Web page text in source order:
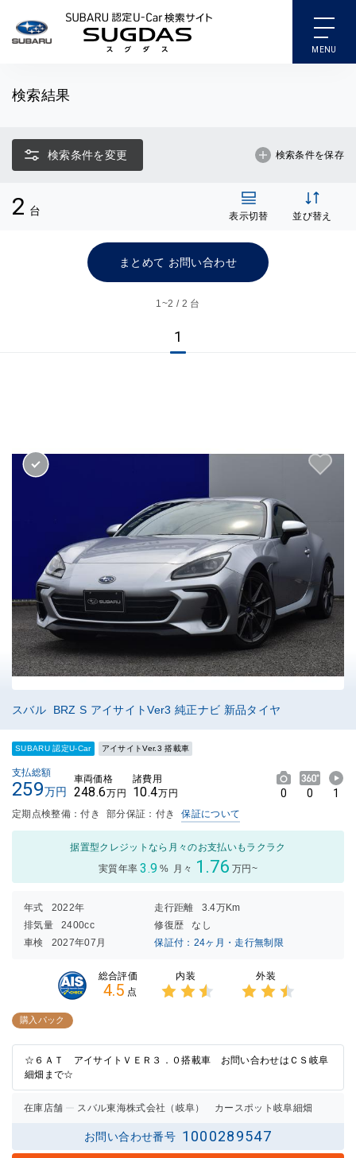
SUBARU 認定U-Car検索
検索結果
検索条件を変更 検索条件を保存
2 台 表示切替 並び替え
まとめて お問い合わせ
1~2 / 2 台
1
スバル BRZ S アイサイトVer3 純正ナビ 新品タイヤ
SUBARU 認定U-Car アイサイトVer.3 搭載車
支払総額
259万円
車両価格
248.6万円
諸費用
10.4万円 0 0 1
定期点検整備：付き 部分保証：付き 保証について
据置型クレジットなら月々のお支払いもラクラク
実質年率 3.9 % 月々 1.76 万円~
年式 2022年 走行距離
3.4万Km
排気量
2400cc 修復歴
なし
車検
2027年07月 保証付：24ヶ月・走行無制限
総合評価
4.5 点
内装 外装
購入パック
☆６ＡＴ アイサイトＶＥＲ３．０搭載車 お問い合わせはＣＳ岐阜
細畑まで☆
在庫店舗 スバル東海株式会社（岐阜） カースポット岐阜細畑
お問い合わせ番号 1000289547